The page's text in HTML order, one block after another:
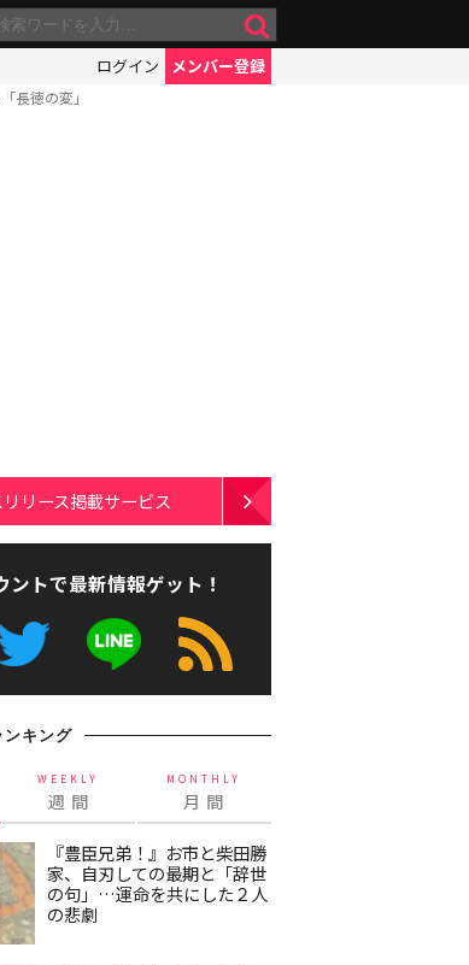
ログイン メンバー登録
長徳の変」
リース掲載サービス
ントで最新情報ゲット！
ンキング
WEEKLY
週 間
MONTHLY
月 間
『豊臣兄弟！』お市と柴田勝
家、自刃しての最期と「辞世
の句」…運命を共にした２人
の悲劇